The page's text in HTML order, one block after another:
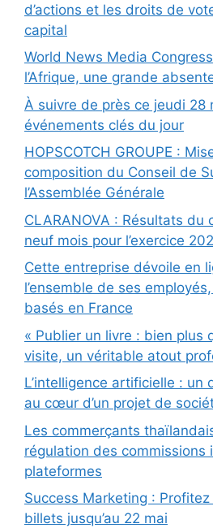
d’actions et les droits de
capital
World News Media
l’Afrique, une grande
À suivre de près ce jeudi 28
événements clés du jour
HOPSCOTCH GROUPE :
composition du Conseil de
l’Assemblée Générale
CLARANOVA : Résultats du
neuf mois pour l’exercice
Cette entreprise dévoile en
l’ensemble de ses
basés en France
« Publier un livre : bien plus
visite, un véritable atout
L’intelligence artificielle : un
au cœur d’un projet de
Les commerçants
régulation des commissions
plateformes
Success Marketing :
billets jusqu’au 22 mai